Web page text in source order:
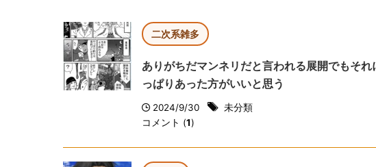
二次系雑多
ありがちだマンネリだと言われる展開でもそ
っぱりあった方がいいと思う
2024/9/30
未分類
コメント (1)